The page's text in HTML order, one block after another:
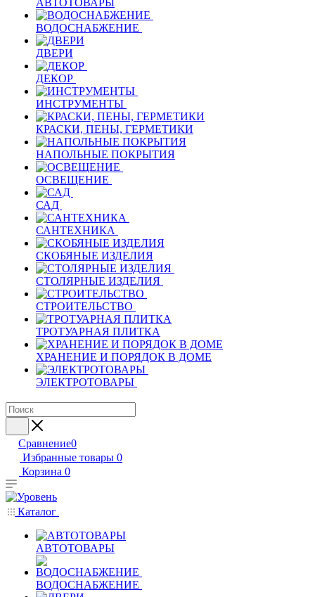
АВТОТОВАРЫ
ВОДОСНАБЖЕНИЕ
ДВЕРИ
ДЕКОР
ИНСТРУМЕНТЫ
КРАСКИ, ПЕНЫ, ГЕРМЕТИКИ
НАПОЛЬНЫЕ ПОКРЫТИЯ
ОСВЕЩЕНИЕ
САД
САНТЕХНИКА
СКОБЯНЫЕ ИЗДЕЛИЯ
СТОЛЯРНЫЕ ИЗДЕЛИЯ
СТРОИТЕЛЬСТВО
ТРОТУАРНАЯ ПЛИТКА
ХРАНЕНИЕ И ПОРЯДОК В ДОМЕ
ЭЛЕКТРОТОВАРЫ
Сравнение0
Избранные товары 0
Корзина 0
Каталог
АВТОТОВАРЫ
ВОДОСНАБЖЕНИЕ